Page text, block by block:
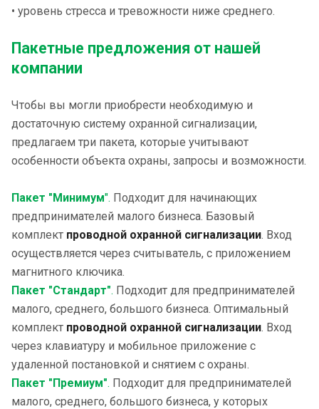
• уровень стресса и тревожности ниже среднего.
Пакетные предложения от нашей
компании
Чтобы вы могли приобрести необходимую и
достаточную систему охранной сигнализации,
предлагаем три пакета, которые учитывают
особенности объекта охраны, запросы и возможности.
Пакет "Минимум". Подходит для начинающих
предпринимателей малого бизнеса. Базовый
комплект проводной охранной сигнализации. Вход
осуществляется через считыватель, с приложением
магнитного ключика.
Пакет "Стандарт". Подходит для предпринимателей
малого, среднего, большого бизнеса. Оптимальный
комплект проводной охранной сигнализации. Вход
через клавиатуру и мобильное приложение с
удаленной постановкой и снятием с охраны.
Пакет "Премиум". Подходит для предпринимателей
малого, среднего, большого бизнеса, у которых